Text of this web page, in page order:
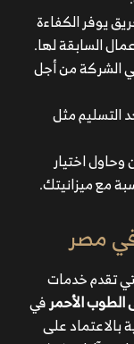
يوفر الكفاءة
السابقة لها.
الشركة من أجل
التسليم مثل
وحاول اختيار
مع ميزانيتك.
مصر
تقدم خدمات
الأحمرفي
بالاعتماد على